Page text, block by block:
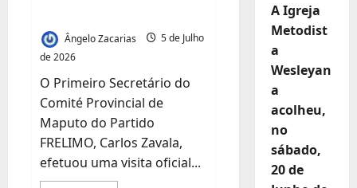
Ângelo Zacarias
5 de Julho
de 2026
O Primeiro Secretário do
Comité Provincial de
Maputo do Partido
FRELIMO, Carlos Zavala,
efetuou uma visita oficial...
A Igreja
Metodist
a
Wesleyan
a
acolheu,
no
sábado,
20 de